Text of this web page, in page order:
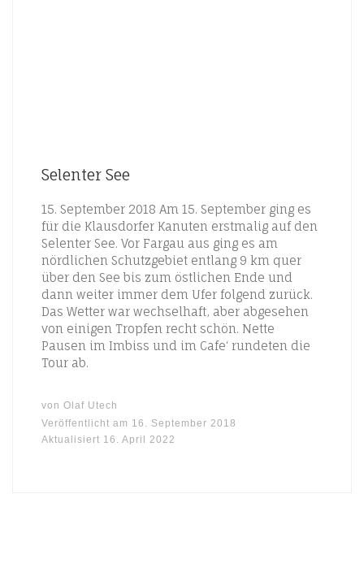
Selenter See
15. September 2018 Am 15. September ging es
für die Klausdorfer Kanuten erstmalig auf den
Selenter See. Vor Fargau aus ging es am
nördlichen Schutzgebiet entlang 9 km quer
über den See bis zum östlichen Ende und
dann weiter immer dem Ufer folgend zurück.
Das Wetter war wechselhaft, aber abgesehen
von einigen Tropfen recht schön. Nette
Pausen im Imbiss und im Cafe‘ rundeten die
Tour ab.
vonOlaf Utech
Veröffentlicht am 16. September 2018
Aktualisiert 16. April 2022